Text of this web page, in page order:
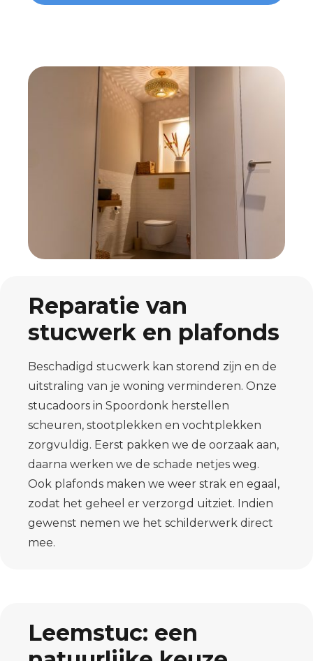
Reparatie van
stucwerk en plafonds
Beschadigd stucwerk kan storend zijn en de
uitstraling van je woning verminderen. Onze
stucadoors in Spoordonk herstellen
scheuren, stootplekken en vochtplekken
zorgvuldig. Eerst pakken we de oorzaak aan,
daarna werken we de schade netjes weg.
Ook plafonds maken we weer strak en egaal,
zodat het geheel er verzorgd uitziet. Indien
gewenst nemen we het schilderwerk direct
mee.
Leemstuc: een